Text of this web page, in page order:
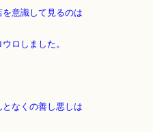
意識して見るのは
ロしました。
なくの善し悪しは